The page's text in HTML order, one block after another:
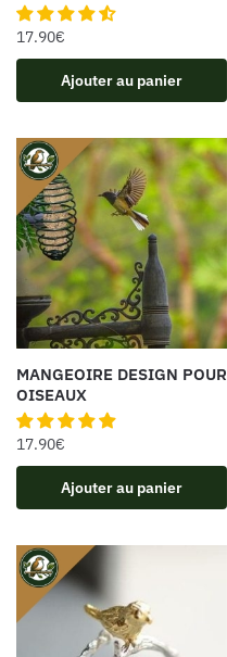
17.90€
Ajouter au panier
MANGEOIRE DESIGN POUR
OISEAUX
17.90€
Ajouter au panier